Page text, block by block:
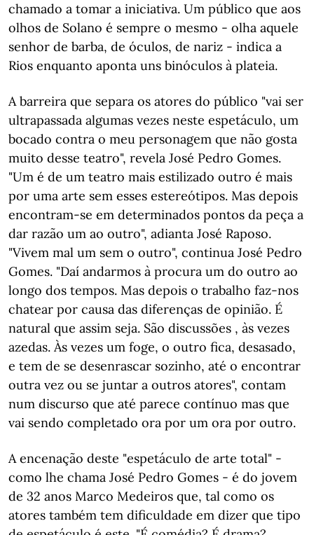
chamado a tomar a iniciativa. Um público que aos
olhos de Solano é sempre o mesmo - olha aquele
senhor de barba, de óculos, de nariz - indica a
Rios enquanto aponta uns binóculos à plateia.
A barreira que separa os atores do público "vai ser
ultrapassada algumas vezes neste espetáculo, um
bocado contra o meu personagem que não gosta
muito desse teatro", revela José Pedro Gomes.
"Um é de um teatro mais estilizado outro é mais
por uma arte sem esses estereótipos. Mas depois
encontram-se em determinados pontos da peça a
dar razão um ao outro", adianta José Raposo.
"Vivem mal um sem o outro", continua José Pedro
Gomes. "Daí andarmos à procura um do outro ao
longo dos tempos. Mas depois o trabalho faz-nos
chatear por causa das diferenças de opinião. É
natural que assim seja. São discussões , às vezes
azedas. Às vezes um foge, o outro fica, desasado,
e tem de se desenrascar sozinho, até o encontrar
outra vez ou se juntar a outros atores", contam
num discurso que até parece contínuo mas que
vai sendo completado ora por um ora por outro.
A encenação deste "espetáculo de arte total" -
como lhe chama José Pedro Gomes - é do jovem
de 32 anos Marco Medeiros que, tal como os
atores também tem dificuldade em dizer que tipo